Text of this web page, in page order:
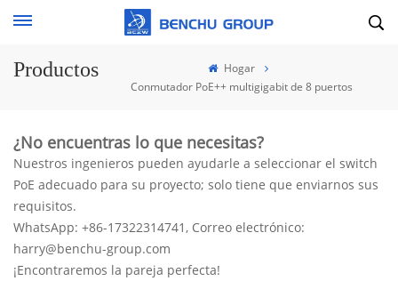
Productos
Hogar
Conmutador PoE++ multigigabit de 8 puertos
¿No encuentras lo que necesitas?
Nuestros ingenieros pueden ayudarle a seleccionar el switch
PoE adecuado para su proyecto; solo tiene que enviarnos sus
requisitos.
WhatsApp: +86-17322314741, Correo electrónico:
harry@benchu-group.com
¡Encontraremos la pareja perfecta!